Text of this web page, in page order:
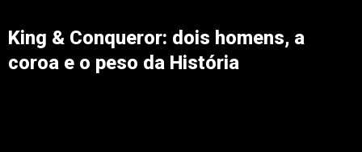
King & Conqueror: dois homens, a
coroa e o peso da História